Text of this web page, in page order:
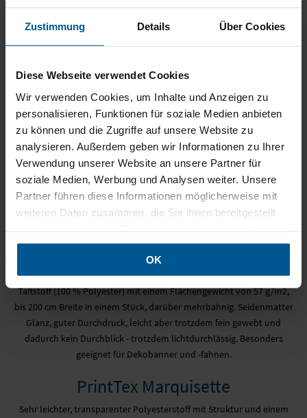
Zustimmung Details Über Cookies
Diese Webseite verwendet Cookies
Wir verwenden Cookies, um Inhalte und Anzeigen zu
personalisieren, Funktionen für soziale Medien anbieten
zu können und die Zugriffe auf unsere Website zu
analysieren. Außerdem geben wir Informationen zu Ihrer
Verwendung unserer Website an unsere Partner für
soziale Medien, Werbung und Analysen weiter. Unsere
Partner führen diese Informationen möglicherweise mit
weiteren Daten zusammen, die Sie ihnen bereitgestellt
gesammelt haben.
OK
MOBILE SYSTEME
MOBILE LIGHT BOX
FORMSCHNITT
PrintTex Fahne
150 cm Breite in einem Stück (nach Absprache auch bis 240 cm),
Außenfahnen, Spannbanner und Deckenhänger
PrintTex Satin
Satinstoff (Polyester) mit einem Flächengewicht von 115 g/m2, bis
150 cm Breite in einem Stück (nach Absprache auch bis 240 cm),
darüber mehrbahnig. Besonders geeignet für edle Dekorationen, wo
eine brillante Druckqualität mit glänzendem Effekt an oberster
PrintTex Taft
Taftstoff (100 % Polyester) mit einem Flächengewicht von 57 g/m2,
bis 200 cm Breite in einem Stück, darüber mehrbahnig. Seidenmatter
Glanz, guter Durchdruck, leicht aber trotzdem fein gewebt und
dadurch kein Durchblick - trotzdem lichtdurchlässig. Besonders
geeignet für Dekobanner und -fahnen.
PrintTex Marquisette
Sehr leichter, transparenter Polyesterstoff mit Struktur und einem